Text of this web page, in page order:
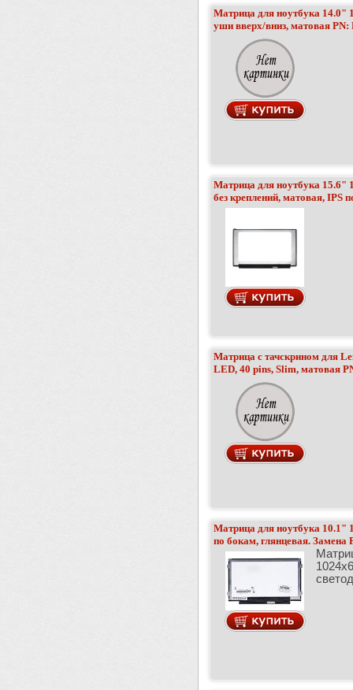
Матрица для ноутбука 14.0"
уши вверх/вниз, матовая
Матрица для ноутбука 15.6"
без креплений, матовая, IPS
Матрица c тачскрином для
LED, 40 pins, Slim, матовая
Матрица для ноутбука 10.1"
по бокам, глянцевая. Замена